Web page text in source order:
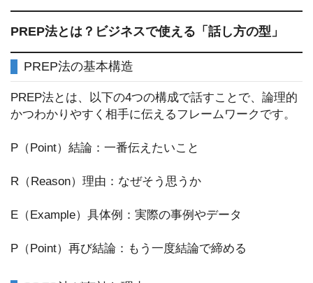
PREP法とは？ビジネスで使える「話し方の型」
PREP法の基本構造
PREP法とは、以下の4つの構成で話すことで、論理的
かつわかりやすく相手に伝えるフレームワークです。
P（Point）結論：一番伝えたいこと
R（Reason）理由：なぜそう思うか
E（Example）具体例：実際の事例やデータ
P（Point）再び結論：もう一度結論で締める